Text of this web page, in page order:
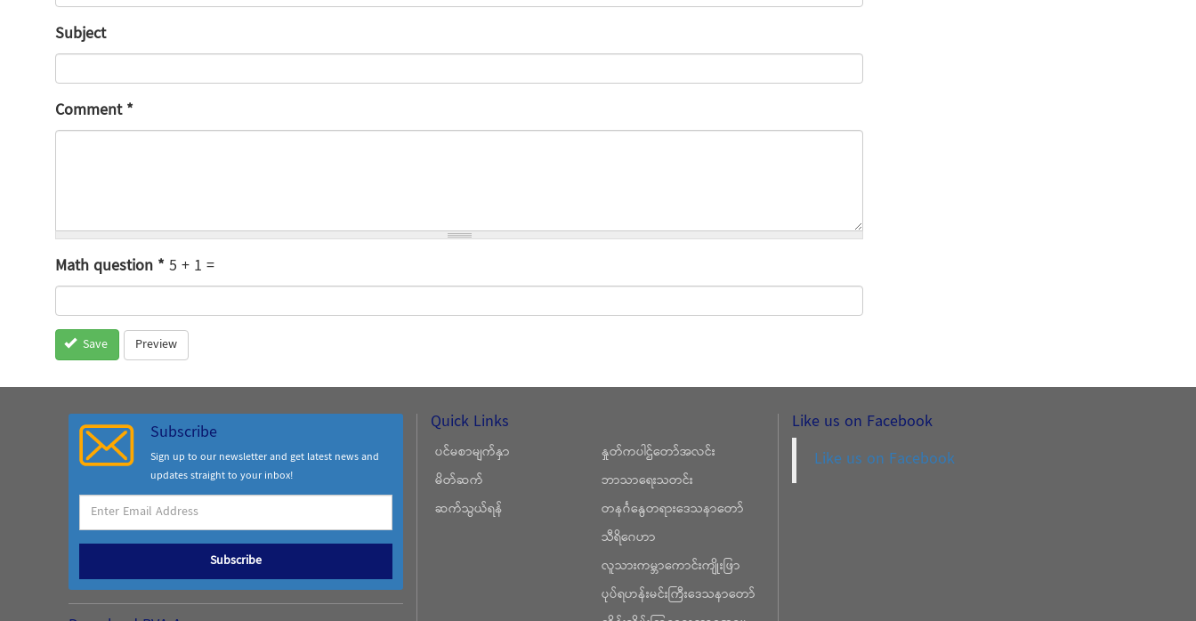
Subject
Comment*
Math question*5 + 1 =
Save Preview
Subscribe
Sign up to our newsletter and get latest news and
updates straight to your inbox!
Subscribe
Quick Links
ပင်မစာမျက်နှာ
မိတ်ဆက်
ဆက်သွယ်ရန်
နှုတ်ကပါဌ်တော်အလင်း
ဘာသာရေးသတင်း
တနင်္ဂနွေတရားဒေသနာတော်
သီရိဂေဟာ
လူသားကမ္ဘာကောင်းကျိုးဖြာ
ပုပ်ရဟန်းမင်းကြီးဒေသနာတော်
Like us on Facebook
Like us on Facebook